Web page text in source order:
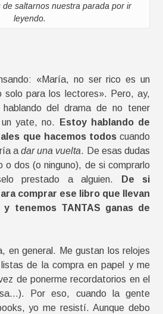
de saltarnos nuestra parada por ir
leyendo.
«María, no ser rico es un
solo para los lectores». Pero, ay,
del drama de no tener
yate, no.
Estoy hablando de
que hacemos todoscuando
adar una vuelta. De esas dudas
o dos (o ninguno), de si comprarlo
prestado a alguien.
De si
comprar ese libro que llevan
y tenemos TANTAS ganas de
en general. Me gustan los relojes
de la compra en papel y me
de ponerme recordatorios en el
Por eso, cuando la gente
yo me resistí. Aunque debo